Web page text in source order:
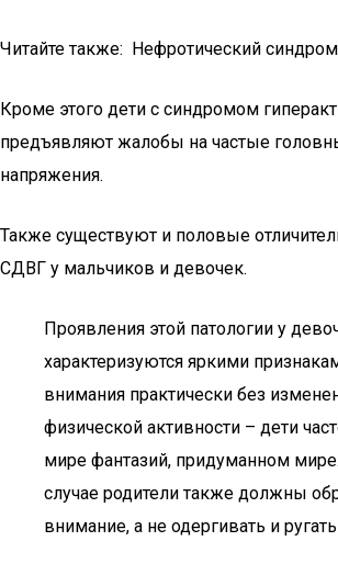
Читайте также: Нефротический синдром
Кроме этого дети с синдромом
предъявляют жалобы на частые
напряжения.
Также существуют и половые
СДВГ у мальчиков и девочек.
Проявления этой патологии у
характеризуются яркими
внимания практически без
физической активности – дети
мире фантазий, придуманном
случае родители также должны
внимание, а не одергивать и